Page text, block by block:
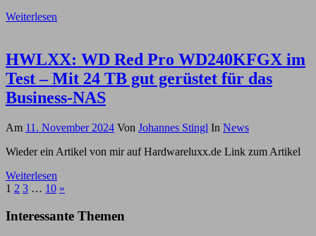
Weiterlesen
HWLXX: WD Red Pro WD240KFGX im
Test – Mit 24 TB gut gerüstet für das
Business-NAS
Am 11. November 2024 Von Johannes Stingl In News
Wieder ein Artikel von mir auf Hardwareluxx.de Link zum Artikel
Weiterlesen
Seitennummerierung
der
1 2 3 … 10 Nächste
»
Interessante Themen